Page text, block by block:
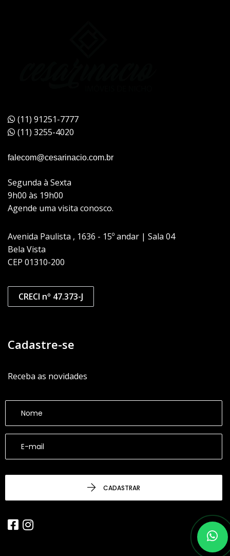
(11) 91251-7777
(11) 3255-4020
falecom@cesarinacio.com.br
Segunda à Sexta
9h00 às 19h00
Agende uma visita conosco.
Avenida Paulista , 1636 - 15º andar | Sala 04
Bela Vista
CEP 01310-200
CRECI nº 47.373-J
Cadastre-se
Receba as novidades
CADASTRAR